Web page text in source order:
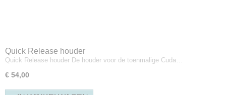
Quick Release houder
Quick Release houder De houder voor de toenmalige Cuda…
€ 54,00